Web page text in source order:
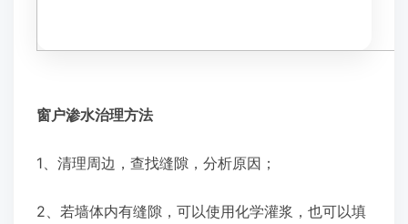
窗户渗水治理方法
1、清理周边，查找缝隙，分析原因；
2、若墙体内有缝隙，可以使用化学灌浆，也可以填